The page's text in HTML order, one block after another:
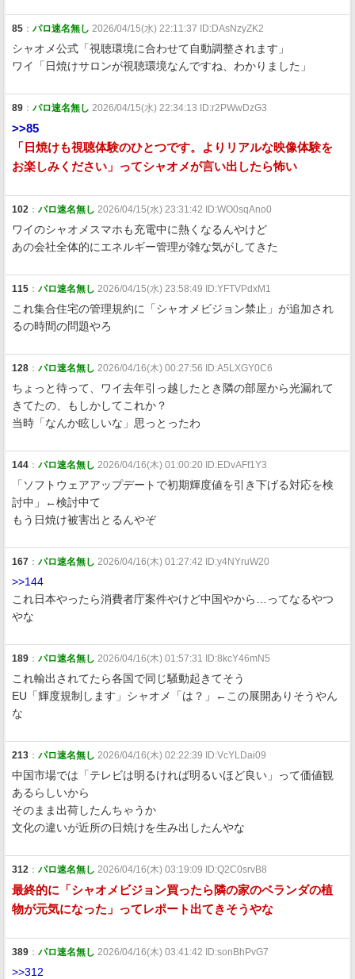
85 ： パロ速名無し 2026/04/15(水) 22:11:37 ID:DAsNzyZK2
シャオメ公式「視聴環境に合わせて自動調整されます」
ワイ「日焼けサロンが視聴環境なんですね、わかりました」
89 ： パロ速名無し 2026/04/15(水) 22:34:13 ID:r2PWwDzG3
>>85
「日焼けも視聴体験のひとつです。よりリアルな映像体験を
お楽しみください」ってシャオメが言い出したら怖い
102 ： パロ速名無し 2026/04/15(水) 23:31:42 ID:WO0sqAno0
ワイのシャオメスマホも充電中に熱くなるんやけど
あの会社全体的にエネルギー管理が雑な気がしてきた
115 ： パロ速名無し 2026/04/15(水) 23:58:49 ID:YFTVPdxM1
これ集合住宅の管理規約に「シャオメビジョン禁止」が追加され
るの時間の問題やろ
128 ： パロ速名無し 2026/04/16(木) 00:27:56 ID:A5LXGY0C6
ちょっと待って、ワイ去年引っ越したとき隣の部屋から光漏れて
きてたの、もしかしてこれか？
当時「なんか眩しいな」思っとったわ
144 ： パロ速名無し 2026/04/16(木) 01:00:20 ID:EDvAFf1Y3
「ソフトウェアアップデートで初期輝度値を引き下げる対応を検
討中」←検討中て
もう日焼け被害出とるんやぞ
167 ： パロ速名無し 2026/04/16(木) 01:27:42 ID:y4NYruW20
>>144
これ日本やったら消費者庁案件やけど中国やから…ってなるやつ
やな
189 ： パロ速名無し 2026/04/16(木) 01:57:31 ID:8kcY46mN5
これ輸出されてたら各国で同じ騒動起きてそう
EU「輝度規制します」シャオメ「は？」←この展開ありそうやん
な
213 ： パロ速名無し 2026/04/16(木) 02:22:39 ID:VcYLDai09
中国市場では「テレビは明るければ明るいほど良い」って価値観
あるらしいから
そのまま出荷したんちゃうか
文化の違いが近所の日焼けを生み出したんやな
312 ： パロ速名無し 2026/04/16(木) 03:19:09 ID:Q2C0srvB8
最終的に「シャオメビジョン買ったら隣の家のベランダの植
物が元気になった」ってレポート出てきそうやな
389 ： パロ速名無し 2026/04/16(木) 03:41:42 ID:sonBhPvG7
>>312